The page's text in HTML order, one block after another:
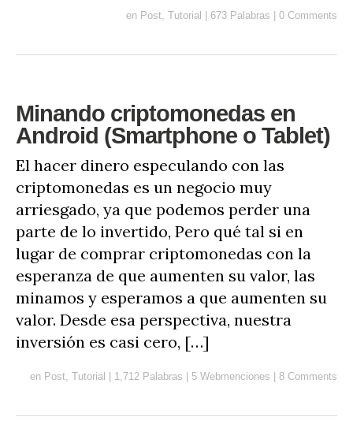
en Post Tutorial 673 Palabras 0 Comments
Minando criptomonedas en
Android (Smartphone o Tablet)
El hacer dinero especulando con las
criptomonedas es un negocio muy
arriesgado, ya que podemos perder una
parte de lo invertido, Pero qué tal si en
lugar de comprar criptomonedas con la
esperanza de que aumenten su valor, las
minamos y esperamos a que aumenten su
valor. Desde esa perspectiva, nuestra
inversión es casi cero, […]
en Post Tutorial 1,712 Palabras 5 Webmenciones 8 Comments